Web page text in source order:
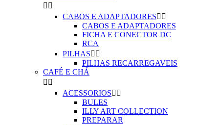
 
CABOS E ADAPTADORES 
CABOS E ADAPTADORES
FICHA E CONECTOR DC
RCA
PILHAS 
PILHAS RECARREGAVEIS
CAFÉ E CHÁ
 
ACESSORIOS 
BULES
ILLY ART COLLECTION
PREPARAR